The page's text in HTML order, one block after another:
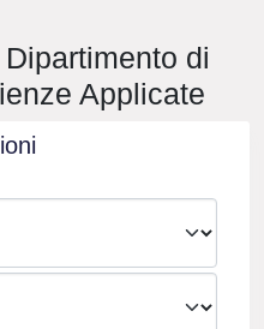
di
Applicate